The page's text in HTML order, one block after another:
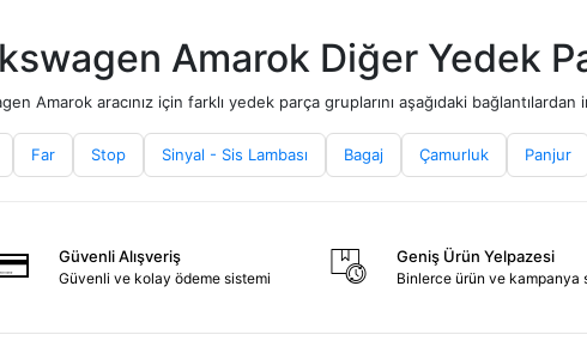
Amarok Diğer Yedek
Amarok aracınız için farklı yedek parça gruplarını aşağıdaki
Far Stop Sinyal - Sis Lambası Bagaj Çamurluk Panjur
Güvenli Alışveriş
Güvenli ve kolay ödeme sistemi
Geniş Ürün Yelpazesi
Binlerce ürün ve kampanya